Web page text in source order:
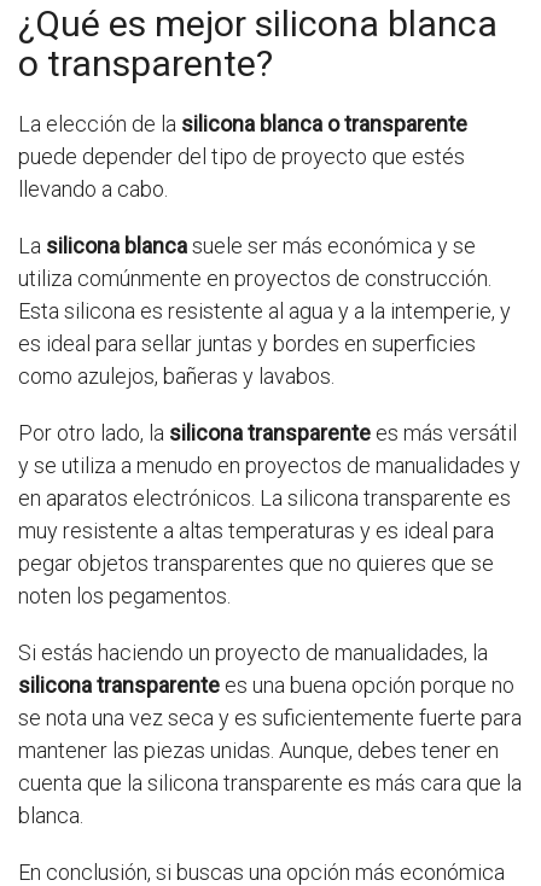
¿Qué es mejor silicona blanca
o transparente?
La elección de la silicona blanca o transparente
puede depender del tipo de proyecto que estés
llevando a cabo.
La silicona blancasuele ser más económica y se
utiliza comúnmente en proyectos de construcción.
Esta silicona es resistente al agua y a la intemperie, y
es ideal para sellar juntas y bordes en superficies
como azulejos, bañeras y lavabos.
Por otro lado, la silicona transparente es más versátil
y se utiliza a menudo en proyectos de manualidades y
en aparatos electrónicos. La silicona transparente es
muy resistente a altas temperaturas y es ideal para
pegar objetos transparentes que no quieres que se
noten los pegamentos.
Si estás haciendo un proyecto de manualidades, la
silicona transparente es una buena opción porque no
se nota una vez seca y es suficientemente fuerte para
mantener las piezas unidas. Aunque, debes tener en
cuenta que la silicona transparente es más cara que la
blanca.
En conclusión, si buscas una opción más económica